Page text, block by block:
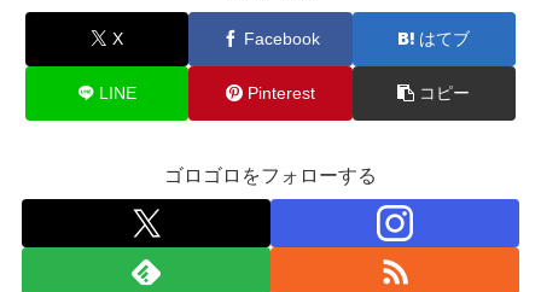
X Facebook はてブ
LINE Pinterest コピー
ゴロゴロをフォローする